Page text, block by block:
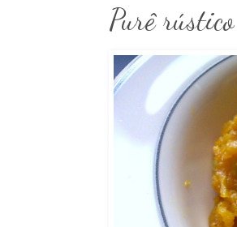
Purê